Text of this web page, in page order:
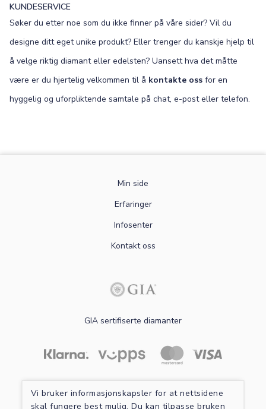
Vi bruker informasjonskapsler for at nettsidene
skal fungere best mulig. Du kan tilpasse bruken
KUNDESERVICE
Søker du etter noe som du ikke finner på våre sider? Vil du
designe ditt eget unike produkt? Eller trenger du kanskje hjelp til
å velge riktig diamant eller edelsten? Uansett hva det måtte
være er du hjertelig velkommen til å kontakte oss for en
hyggelig og uforpliktende samtale på chat, e-post eller telefon.
Min side
Erfaringer
Infosenter
Kontakt oss
GIA sertifiserte diamanter
Les mer om sikker betaling